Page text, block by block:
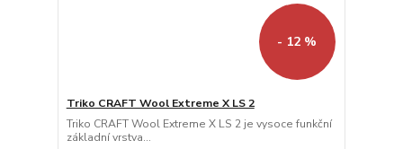
- 12 %
Triko CRAFT Wool Extreme X LS 2
Triko CRAFT Wool Extreme X LS 2 je vysoce funkční
základní vrstva...